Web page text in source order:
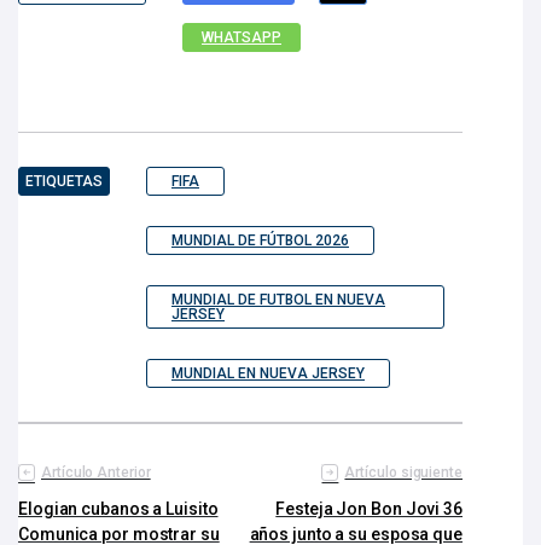
WHATSAPP
ETIQUETAS FIFA
MUNDIAL DE FÚTBOL 2026
MUNDIAL DE FUTBOL EN NUEVA
JERSEY
MUNDIAL EN NUEVA JERSEY
Artículo Anterior
Elogian cubanos a Luisito
Comunica por mostrar su
Artículo siguiente
Festeja Jon Bon Jovi 36
años junto a su esposa que